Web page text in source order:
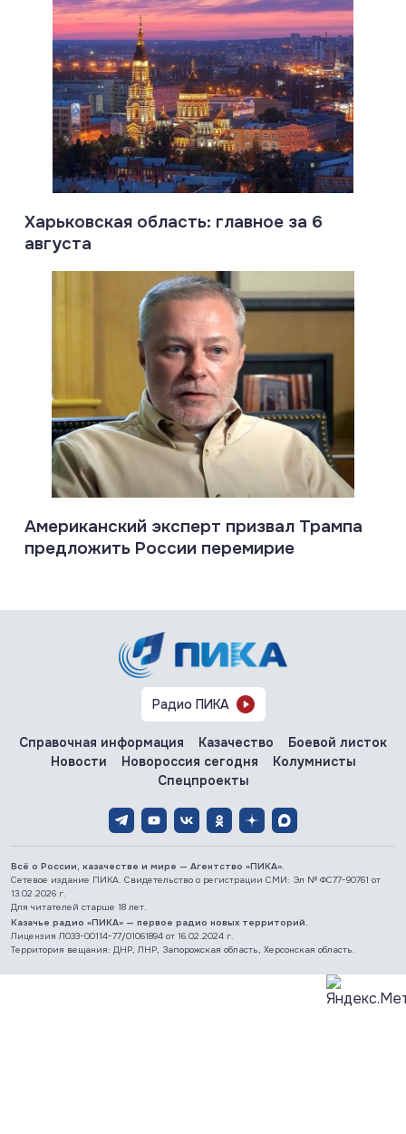
Харьковская область: главное за 6
августа
Американский эксперт призвал Трампа
предложить России перемирие
Радио ПИКА
Справочная информация Казачество
Боевой листок
Новости
Новороссия сегодня
Колумнисты
Спецпроекты
Всё о России, казачестве и мире — Агентство «ПИКА».
Сетевое издание ПИКА. Свидетельство о регистрации СМИ: Эл № ФС77-90761 от
13.02.2026 г.
Для читателей старше 18 лет.
Казачье радио «ПИКА» — первое радио новых территорий.
Лицензия Л033-00114-77/01061894 от 16.02.2024 г.
Территория вещания: ДНР, ЛНР, Запорожская область, Херсонская область.